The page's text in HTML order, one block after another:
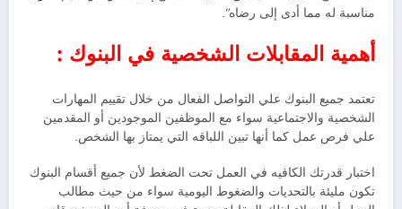
مناسبة له مما أدى إلى رضاه”.
أهمية المقابلات الشخصية في البنوك :
تعتمد جميع البنوك علي التواصل الفعال من خلال تقييم المهارات
الشخصية والاجتماعية سواء مع الموظفين الموجودين أو المقدمين
علي فرص عمل كما أنها تبين اللباقه التي يمتاز بها الشخص.
اختبار قدرتك الكافيه في العمل تحت الضغط لأن جميع أقسام البنوك
تكون مليئة بالتحديات والضغوط اليومية سواء من حيث مطالب